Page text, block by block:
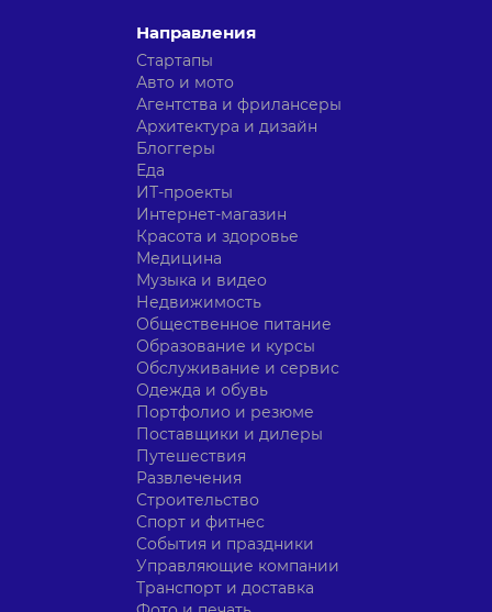
Направления
Стартапы
Авто и мото
Агентства и фрилансеры
Архитектура и дизайн
Блоггеры
Еда
ИТ-проекты
Интернет-магазин
Красота и здоровье
Медицина
Музыка и видео
Недвижимость
Общественное питание
Образование и курсы
Обслуживание и сервис
Одежда и обувь
Портфолио и резюме
Поставщики и дилеры
Путешествия
Развлечения
Строительство
Спорт и фитнес
События и праздники
Управляющие компании
Транспорт и доставка